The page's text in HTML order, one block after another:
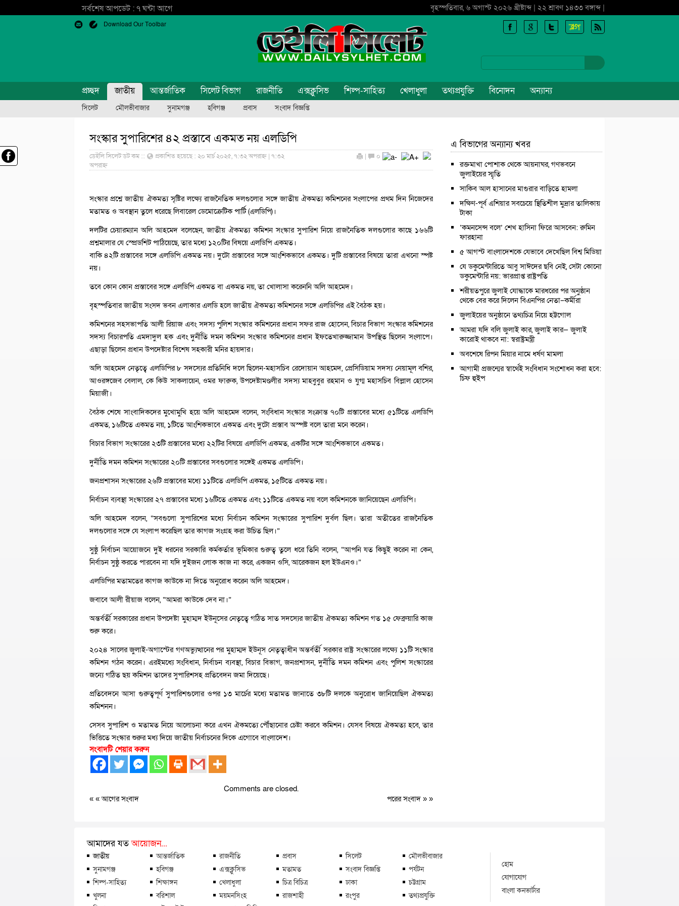
সর্বশেষ আপডেট : ৭ ঘন্টা আগে বৃহস্পতিবার, ৬ অগাস্ট ২০২৬ খ্রীষ্টাব্দ | ২২ শ্রাবণ ১৪৩৩ বঙ্গাব্দ |
Download Our Toolbar
প্রচ্ছদ জাতীয় আন্তর্জাতিক সিলেট বিভাগ রাজনীতি এক্সক্লুসিভ শিল্প-সাহিত্য খেলাধুলা তথ্যপ্রযুক্তি বিনোদন অন্যান্য
সিলেট মৌলভীবাজার সুনামগঞ্জ হবিগঞ্জ প্রবাস সংবাদ বিজ্ঞপ্তি
সংস্কার সুপারিশের ৪২ প্রস্তাবে একমত নয় এলডিপি
ডেইলি সিলেট ডট কম ::
প্রকাশিত হয়েছে : ২০ মার্চ ২০২৫, ৭:৩২ অপরাহ্ন | ৭:৩২
অপরাহ্ন
| ০
সংস্কার প্রশ্নে জাতীয় ঐকমত্য সৃষ্টির লক্ষ্যে রাজনৈতিক দলগুলোর সঙ্গে জাতীয় ঐকমত্য কমিশনের সংলাপের প্রথম দিন নিজেদের
মতামত ও অবস্থান তুলে ধরেছে লিবারেল ডেমোক্রেটিক পার্টি (এলডিপি)।
দলটির চেয়ারম্যান অলি আহমেদ বলেছেন, জাতীয় ঐকমত্য কমিশন সংস্কার সুপারিশ নিয়ে রাজনৈতিক দলগুলোর কাছে ১৬৬টি
প্রশ্নমালার যে স্প্রেডশিট পাঠিয়েছে, তার মধ্যে ১২০টির বিষয়ে এলডিপি একমত।
বাকি ৪২টি প্রস্তাবের সঙ্গে এলডিপি একমত নয়। দুটো প্রস্তাবের সঙ্গে আংশিকভাবে একমত। দুটি প্রস্তাবের বিষয়ে তারা এখনো স্পষ্ট
নয়।
তবে কোন কোন প্রস্তাবের সঙ্গে এলডিপি একমত বা একমত নয়, তা খোলাসা করেননি অলি আহমেদ।
বৃহস্পতিবার জাতীয় সংসদ ভবন এলাকার এলডি হলে জাতীয় ঐকমত্য কমিশনের সঙ্গে এলডিপির এই বৈঠক হয়।
কমিশনের সহসভাপতি আলী রিয়াজ এবং সদস্য পুলিশ সংস্কার কমিশনের প্রধান সফর রাজ হোসেন, বিচার বিভাগ সংস্কার কমিশনের
সদস্য বিচারপতি এমদাদুল হক এবং দুর্নীতি দমন কমিশন সংস্কার কমিশনের প্রধান ইফতেখারুজ্জামান উপস্থিত ছিলেন সংলাপে।
এছাড়া ছিলেন প্রধান উপদেষ্টার বিশেষ সহকারী মনির হায়দার।
অলি আহমেদ নেতৃত্বে এলডিপির ৮ সদস্যের প্রতিনিধি দলে ছিলেন-মহাসচিব রেদোয়ান আহমেদ, প্রেসিডিয়াম সদস্য নেয়ামূল বশির,
আওরঙ্গজেব বেলাল, কে কিউ সাকলায়েন, ওমর ফারুক, উপদেষ্টামণ্ডলীর সদস্য মাহবুবুর রহমান ও যুগ্ম মহাসচিব বিল্লাল হোসেন
মিয়াজী।
বৈঠক শেষে সাংবাদিকদের মুখোমুখি হয়ে অলি আহমেদ বলেন, সংবিধান সংস্কার সংক্রান্ত ৭০টি প্রস্তাবের মধ্যে ৫১টিতে এলডিপি
একমত, ১৬টিতে একমত নয়, ১টিতে আংশিকভাবে একমত এবং দুটো প্রস্তাব অস্পষ্ট বলে তারা মনে করেন।
বিচার বিভাগ সংস্কারের ২৩টি প্রস্তাবের মধ্যে ২২টির বিষয়ে এলডিপি একমত, একটির সঙ্গে আংশিকভাবে একমত।
দুর্নীতি দমন কমিশন সংস্কারের ২০টি প্রস্তাবের সবগুলোর সঙ্গেই একমত এলডিপি।
জনপ্রশাসন সংস্কারের ২৬টি প্রস্তাবের মধ্যে ১১টিতে এলডিপি একমত, ১৫টিতে একমত নয়।
নির্বাচন ব্যবস্থা সংস্কারের ২৭ প্রস্তাবের মধ্যে ১৬টিতে একমত এবং ১১টিতে একমত নয় বলে কমিশনকে জানিয়েছেন এলডিপি।
অলি আহমেদ বলেন, “সবগুলো সুপারিশের মধ্যে নির্বাচন কমিশন সংস্কারের সুপারিশ দুর্বল ছিল। তারা অতীতের রাজনৈতিক
দলগুলোর সঙ্গে যে সংলাপ করেছিল তার কাগজ সংগ্রহ করা উচিত ছিল।”
সুষ্ঠু নির্বাচন আয়োজনে দুই ধরনের সরকারি কর্মকর্তার ভূমিকার গুরুত্ব তুলে ধরে তিনি বলেন, “আপনি যত কিছুই করেন না কেন,
নির্বাচন সুষ্ঠু করতে পারবেন না যদি দুইজন লোক কাজ না করে, একজন ওসি, আরেকজন হল ইউএনও।”
এলডিপির মতামতের কাগজ কাউকে না দিতে অনুরোধ করেন অলি আহমেদ।
জবাবে আলী রীয়াজ বলেন, “আমরা কাউকে দেব না।”
অন্তর্বর্তী সরকারের প্রধান উপদেষ্টা মুহাম্মদ ইউনূসের নেতৃত্বে গঠিত সাত সদস্যের জাতীয় ঐকমত্য কমিশন গত ১৫ ফেব্রুয়ারি কাজ
শুরু করে।
২০২৪ সালের জুলাই-অগাস্টের গণঅভ্যুত্থানের পর মুহাম্মদ ইউনূস নেতৃত্বাধীন অন্তর্বর্তী সরকার রাষ্ট্র সংস্কারের লক্ষ্যে ১১টি সংস্কার
কমিশন গঠন করেন। এরইমধ্যে সংবিধান, নির্বাচন ব্যবস্থা, বিচার বিভাগ, জনপ্রশাসন, দুর্নীতি দমন কমিশন এবং পুলিশ সংস্কারের
জন্যে গঠিত ছয় কমিশন তাদের সুপারিশসহ প্রতিবেদন জমা দিয়েছে।
প্রতিবেদনে আসা গুরুত্বপূর্ণ সুপারিশগুলোর ওপর ১৩ মার্চের মধ্যে মতামত জানাতে ৩৮টি দলকে অনুরোধ জানিয়েছিল ঐকমত্য
কমিশনন।
সেসব সুপারিশ ও মতামত নিয়ে আলোচনা করে এখন ঐকমত্যে পৌঁছানোর চেষ্টা করবে কমিশন। যেসব বিষয়ে ঐকমত্য হবে, তার
ভিত্তিতে সংস্কার শুরুর মধ্য দিয়ে জাতীয় নির্বাচনের দিকে এগোবে বাংলাদেশ।
সংবাদটি শেয়ার করুন
Comments are closed.
« «আগের সংবাদ পরের সংবাদ » »
এ বিভাগের অন্যান্য খবর
রক্তমাখা পোশাক থেকে আয়নাঘর, গণভবনে
জুলাইয়ের স্মৃতি
সাকিব আল হাসানের মাগুরার বাড়িতে হামলা
দক্ষিণ-পূর্ব এশিয়ার সবচেয়ে স্থিতিশীল মুদ্রার তালিকায়
টাকা
‘কমনসেন্স বলে’ শেখ হাসিনা ফিরে আসবেন: রুমিন
ফারহানা
৫ আগস্ট বাংলাদেশকে যেভাবে দেখেছিল বিশ্ব মিডিয়া
যে ডকুমেন্টারিতে আবু সাঈদের ছবি নেই, সেটা কোনো
ডকুমেন্টারি নয়: ভারপ্রাপ্ত রাষ্ট্রপতি
শরীয়তপুরে জুলাই যোদ্ধাকে মারধরের পর অনুষ্ঠান
থেকে বের করে দিলেন বিএনপির নেতা–কর্মীরা
জুলাইয়ের অনুষ্ঠানে তথ্যচিত্র নিয়ে হট্টগোল
আমরা যদি বলি জুলাই কার, জুলাই কার— জুলাই
কারোই থাকবে না: স্বরাষ্ট্রমন্ত্রী
অবশেষে রিপন মিয়ার নামে ধর্ষণ মামলা
আগামী প্রজন্মের স্বার্থেই সংবিধান সংশোধন করা হবে:
চিফ হুইপ
আমাদের যতআয়োজন...
জাতীয় আন্তর্জাতিক রাজনীতি প্রবাস সিলেট
মৌলভীবাজার
সুনামগঞ্জ
হবিগঞ্জ এক্সক্লুসিভ মতামত সংবাদ বিজ্ঞপ্তি
পর্যটন
শিল্প-সাহিত্য
শিক্ষাঙ্গন খেলাধুলা চিত্র বিচিত্র ঢাকা
চট্টগ্রাম
খুলনা
বরিশাল ময়মনসিংহ রাজশাহী রংপুর
তথ্যপ্রযুক্তি
হোম
যোগাযোগ
বাংলা কনভার্টার